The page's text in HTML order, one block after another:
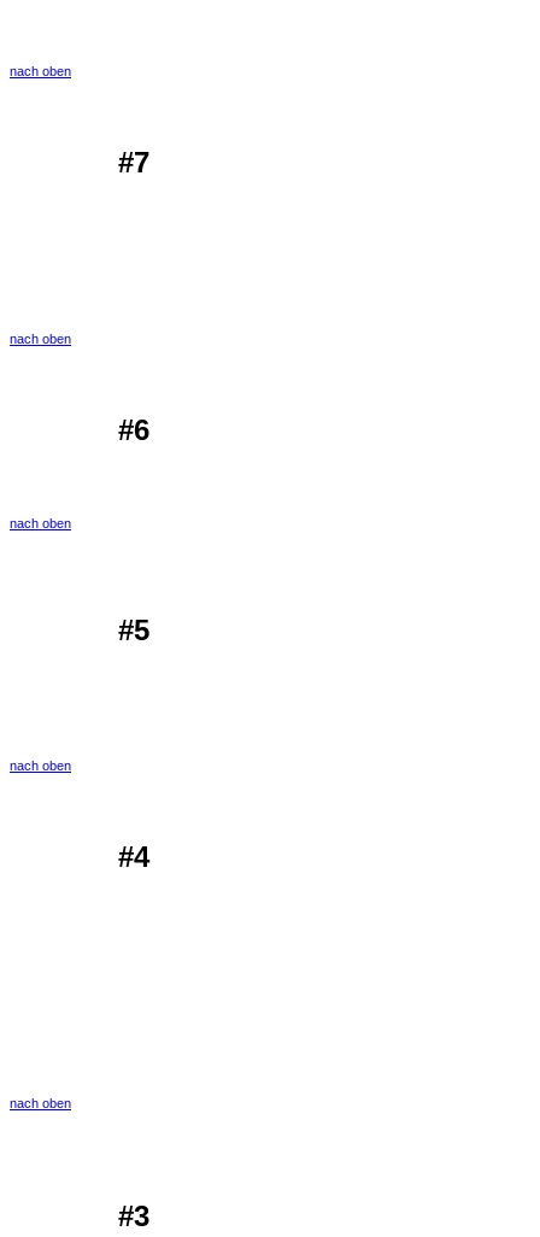
nach oben
#7
nach oben
#6
nach oben
#5
nach oben
#4
nach oben
#3